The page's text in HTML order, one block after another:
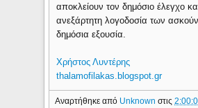
αποκλείουν τον δημόσιο έλεγχο
ανεξάρτητη λογοδοσία των
δημόσια εξουσία.
Χρήστος Λυντέρης
thalamofilakas.blogspot.gr
Αναρτήθηκε από Unknownστις